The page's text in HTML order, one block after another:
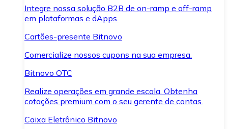
Integre nossa solução B2B de on-ramp e off-ramp
em plataformas e dApps.
Cartões-presente Bitnovo
Comercialize nossos cupons na sua empresa.
Bitnovo OTC
Realize operações em grande escala. Obtenha
cotações premium com o seu gerente de contas.
Caixa Eletrônico Bitnovo